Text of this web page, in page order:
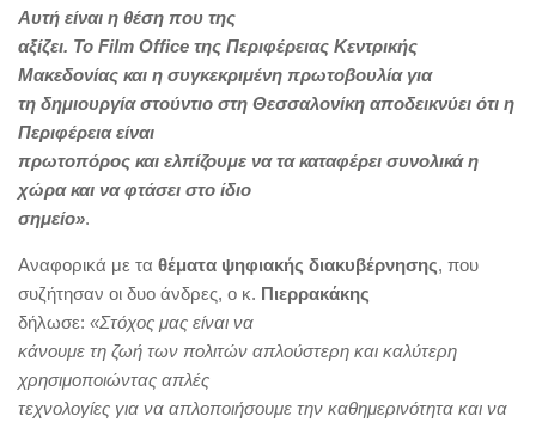
Αυτή είναι η θέση που της
αξίζει. Το Film Office της Περιφέρειας Κεντρικής
Μακεδονίας και η συγκεκριμένη πρωτοβουλία για
τη δημιουργία στούντιο στη Θεσσαλονίκη αποδεικνύει ότι η
Περιφέρεια είναι
πρωτοπόρος και ελπίζουμε να τα καταφέρει συνολικά η
χώρα και να φτάσει στο ίδιο
σημείο».
Αναφορικά με τα θέματα ψηφιακής διακυβέρνησης, που
συζήτησαν οι δυο άνδρες, ο κ. Πιερρακάκης
δήλωσε: «Στόχος μας είναι να
κάνουμε τη ζωή των πολιτών απλούστερη και καλύτερη
χρησιμοποιώντας απλές
τεχνολογίες για να απλοποιήσουμε την καθημερινότητα και να